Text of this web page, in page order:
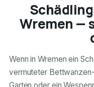
Wremen —
Wenn in Wremen ein
vermuteter